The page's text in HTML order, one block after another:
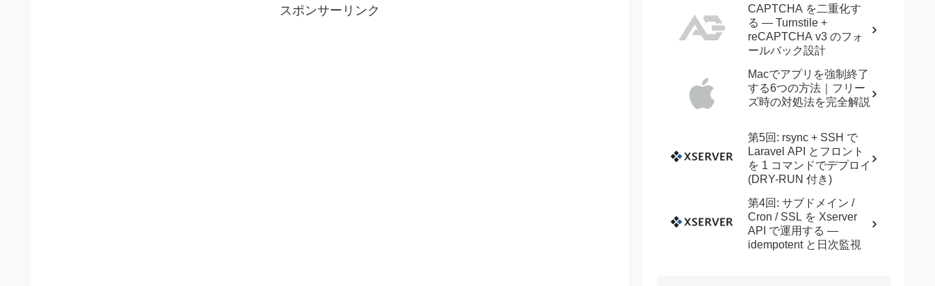
スポンサーリンク
CAPTCHA を二重化す
る — Turnstile +
reCAPTCHA v3 のフォ
ールバック設計
Macでアプリを強制終了
する6つの方法｜フリー
ズ時の対処法を完全解説
第5回: rsync + SSH で
Laravel API とフロント
を 1 コマンドでデプロイ
(DRY-RUN 付き)
第4回: サブドメイン /
Cron / SSL を Xserver
API で運用する —
idempotent と日次監視